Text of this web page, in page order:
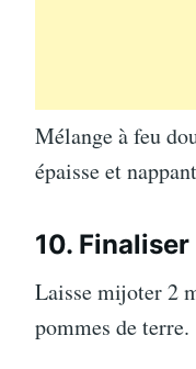
Mélange à feu
épaisse et
10. Finaliser
Laisse mijoter 2
pommes de terre.